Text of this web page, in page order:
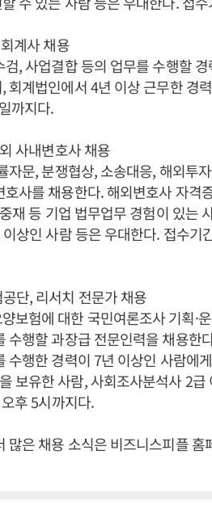
계사 채용
검, 사업결합 등의 업무를 수행할
회계법인에서 4년 이상 근무한 경
까지다.
사내변호사 채용
자문, 분쟁협상, 소송대응, 해외투
사를 채용한다. 해외변호사 자격
재 등 기업 법무업무 경험이 있는
상인 사람 등은 우대한다. 접수기
단, 리서치 전문가 채용
보험에 대한 국민여론조사 기획·
수행할 과장급 전문인력을 채용한
수행한 경력이 7년 이상인 사람에
보유한 사람, 사회조사분석사 2
후 5시까지다.
많은 채용 소식은 비즈니스피플